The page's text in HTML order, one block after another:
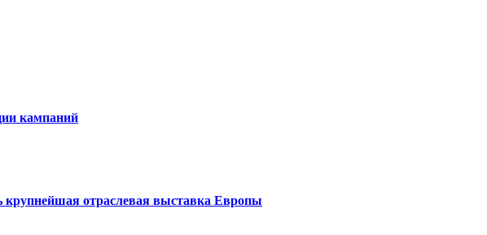
кампаний
отраслевая выставка Европы